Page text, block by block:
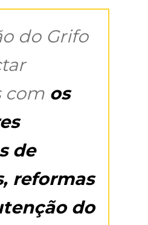
do Grifo
com os
de
reformas
do